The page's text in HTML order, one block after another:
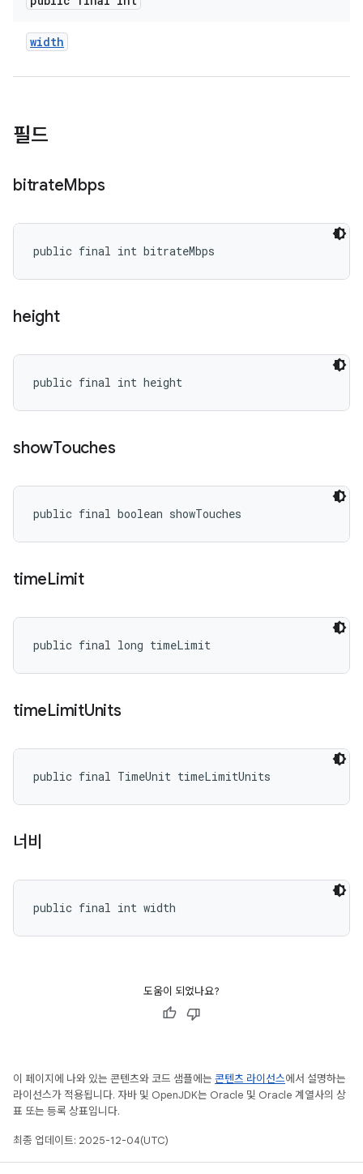
width
필드
bitrateMbps
public final int bitrateMbps
height
public final int height
showTouches
public final boolean showTouches
timeLimit
public final long timeLimit
timeLimitUnits
public final TimeUnit timeLimitUnits
너비
public final int width
도움이 되었나요?
이 페이지에 나와 있는 콘텐츠와 코드 샘플에는 콘텐츠 라이선스에서 설명하는
라이선스가 적용됩니다. 자바 및 OpenJDK는 Oracle 및 Oracle 계열사의 상
표 또는 등록 상표입니다.
최종 업데이트: 2025-12-04(UTC)